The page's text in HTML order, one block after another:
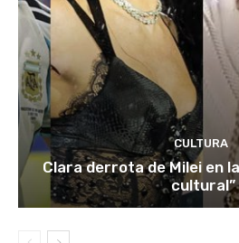
CULTURA
Clara derrota de Milei en
cultural”